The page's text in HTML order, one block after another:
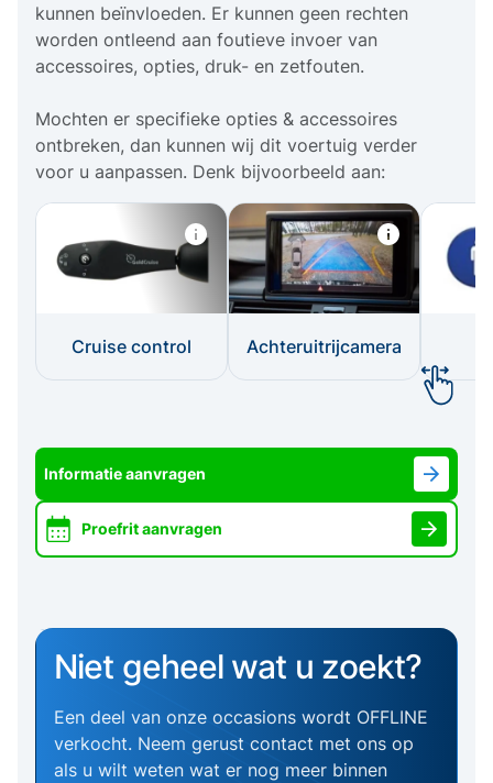
kunnen beïnvloeden. Er kunnen geen rechten
worden ontleend aan foutieve invoer van
accessoires, opties, druk- en zetfouten.
Mochten er specifieke opties & accessoires
ontbreken, dan kunnen wij dit voertuig verder
voor u aanpassen. Denk bijvoorbeeld aan:
Cruise control Achteruitrijcamera
Informatie aanvragen
Proefrit aanvragen
Niet geheel wat u zoekt?
Een deel van onze occasions wordt OFFLINE
verkocht. Neem gerust contact met ons op
als u wilt weten wat er nog meer binnen